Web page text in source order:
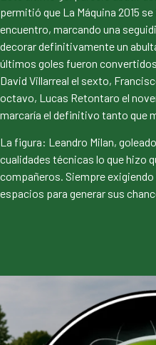
permitió que La Máquina 2015
encuentro, marcando una
decorar definitivamente un
últimos goles fueron
David Villarreal el sexto,
octavo, Lucas Retontaro el
marcaría el definitivo tanto que
La figura: Leandro Milan,
cualidades técnicas lo que hizo
compañeros. Siempre
espacios para generar sus